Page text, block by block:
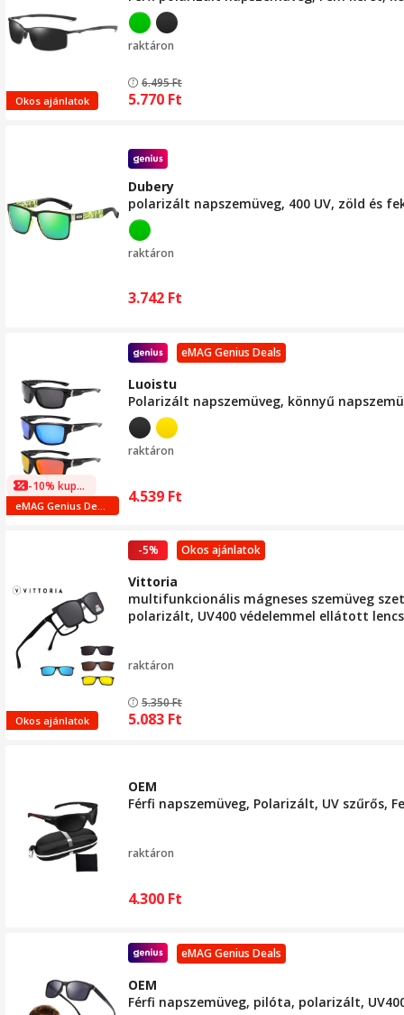
Okos ajánlatok
raktáron
6.495Ft
5.770 Ft
Dubery
polarizált napszemüveg, 400 UV, zöld és
raktáron
3.742 Ft
-10% kuponnal
eMAG Genius Deals
eMAG Genius Deals
Luoistu
Polarizált napszemüveg, könnyű
raktáron
4.539 Ft
Okos ajánlatok
Okos ajánlatok
-5%
Vittoria
multifunkcionális mágneses szemüveg
polarizált, UV400 védelemmel ellátott
raktáron
5.350Ft
5.083 Ft
OEM
Férfi napszemüveg, Polarizált, UV szűrős,
raktáron
4.300 Ft
eMAG Genius Deals
OEM
Férfi napszemüveg, pilóta, polarizált,